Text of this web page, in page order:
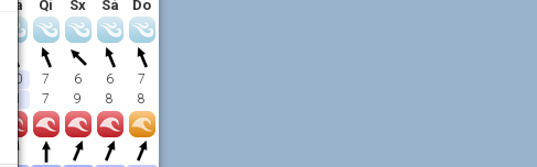
Qa Qi Sx Sá
Do
10 7 6 6 7
11 7 9 8 8